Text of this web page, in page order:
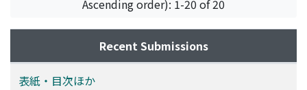
Ascending order): 1-20 of 20
Recent Submissions
表紙・目次ほか